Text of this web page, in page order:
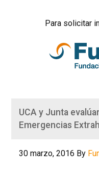
Para solicitar
UCA y Junta
Emergencias
30 marzo, 2016 By